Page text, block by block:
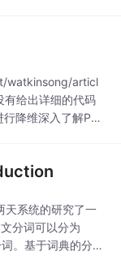
watkinsong/articl
给出详细的代码
降维深入了解PC
系统的研究了一
分词可以分为
。基于词典的分词